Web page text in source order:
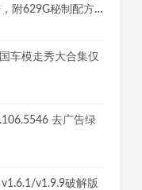
附629G秘制配方
车模走秀大合集仅
去广告绿
v1.9.9破解版